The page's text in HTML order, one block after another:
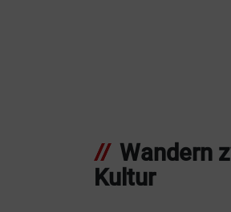
Wandern
Kultur